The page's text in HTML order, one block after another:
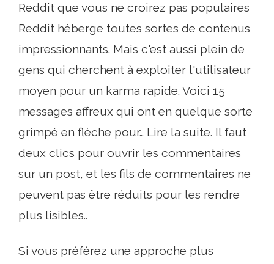
Reddit que vous ne croirez pas populaires
Reddit héberge toutes sortes de contenus
impressionnants. Mais c'est aussi plein de
gens qui cherchent à exploiter l'utilisateur
moyen pour un karma rapide. Voici 15
messages affreux qui ont en quelque sorte
grimpé en flèche pour… Lire la suite. Il faut
deux clics pour ouvrir les commentaires
sur un post, et les fils de commentaires ne
peuvent pas être réduits pour les rendre
plus lisibles..
Si vous préférez une approche plus